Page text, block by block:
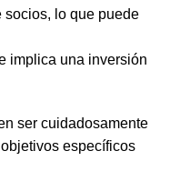
socios, lo que puede
implica una inversión
ser cuidadosamente
específicos